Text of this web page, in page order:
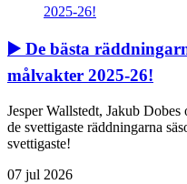
▶️ De bästa
målvakter 2025-26!
Jesper Wallstedt, Jakub
de svettigaste räddningarna
svettigaste!
07 jul 2026